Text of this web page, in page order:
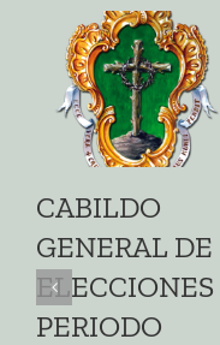
CABILDO
GENERAL DE
ELECCIONES
PERIODO